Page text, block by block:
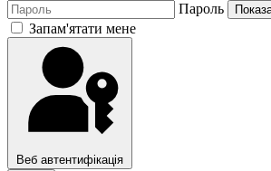
Пароль
Запам'ятати мене
Веб автентифікація